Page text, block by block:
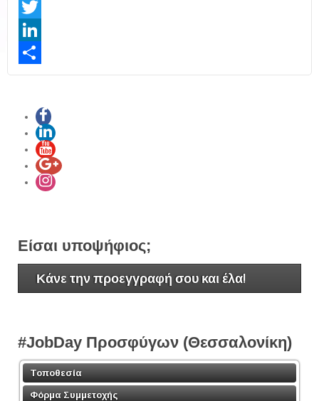
Facebook
Twitter
LinkedIn
Share
Είσαι υποψήφιος;
Κάνε την προεγγραφή σου και έλα!
#JobDay Προσφύγων (Θεσσαλονίκη)
Τοποθεσία
Φόρμα Συμμετοχής